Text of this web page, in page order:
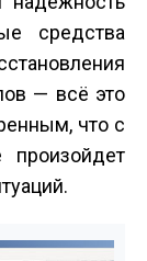
средства
— всё это
что с